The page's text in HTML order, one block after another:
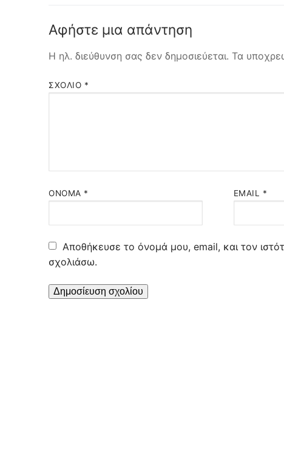
Αφήστε μια απάντηση
Η ηλ. διεύθυνση σας δεν δημοσιεύεται. Τα
ΣΧΌΛΙΟ *
ΌΝΟΜΑ * EMAIL *
Αποθήκευσε το όνομά μου, email, και τον
σχολιάσω.